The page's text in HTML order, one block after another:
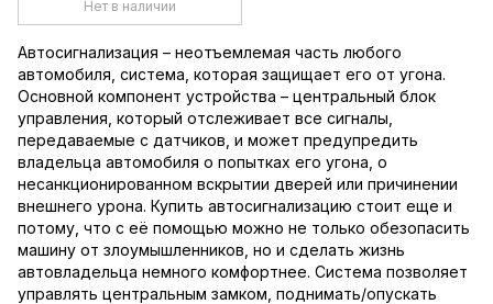
Нет в наличии
Автосигнализация – неотъемлемая часть любого
автомобиля, система, которая защищает его от угона.
Основной компонент устройства – центральный блок
управления, который отслеживает все сигналы,
передаваемые с датчиков, и может предупредить
владельца автомобиля о попытках его угона, о
несанкционированном вскрытии дверей или причинении
внешнего урона. Купить автосигнализацию стоит еще и
потому, что с её помощью можно не только обезопасить
машину от злоумышленников, но и сделать жизнь
автовладельца немного комфортнее. Система позволяет
управлять центральным замком, поднимать/опускать